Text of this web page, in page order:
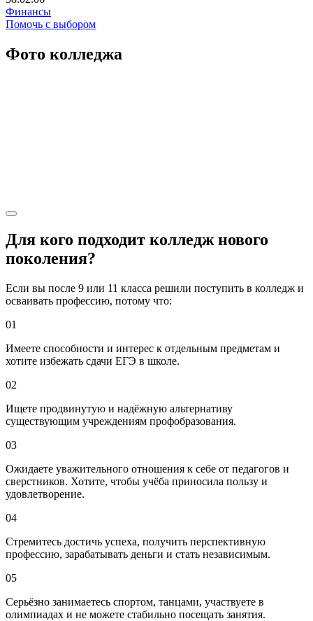
Финансы
Помочь с выбором
Фото колледжа
Для кого подходит колледж нового
поколения?
Если вы после 9 или 11 класса решили поступить в колледж и
осваивать профессию, потому что:
01
Имеете способности и интерес к отдельным предметам и
хотите избежать сдачи ЕГЭ в школе.
02
Ищете продвинутую и надёжную альтернативу
существующим учреждениям профобразования.
03
Ожидаете уважительного отношения к себе от педагогов и
сверстников. Хотите, чтобы учёба приносила пользу и
удовлетворение.
04
Стремитесь достичь успеха, получить перспективную
профессию, зарабатывать деньги и стать независимым.
05
Серьёзно занимаетесь спортом, танцами, участвуете в
олимпиадах и не можете стабильно посещать занятия.